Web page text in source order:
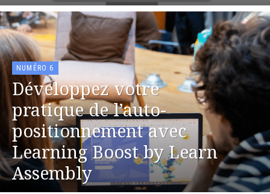
NUMÉRO 6
Développez votre
pratique de l’auto-
positionnement avec
Learning Boost by Learn
Assembly